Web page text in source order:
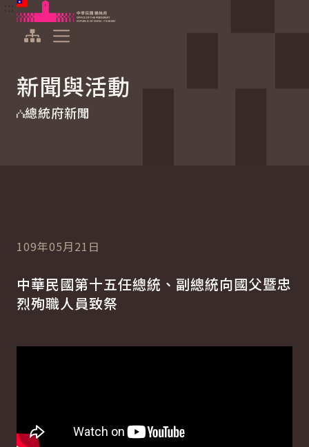
跳到主要內容
中華民國總統府
新聞與活動
總統府新聞
109年05月21日
中華民國第十五任總統、副總統向國父暨忠
烈殉職人員致祭